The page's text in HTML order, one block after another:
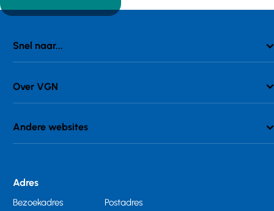
Snel naar...
Over VGN
Andere websites
Adres
Bezoekadres
Postadres